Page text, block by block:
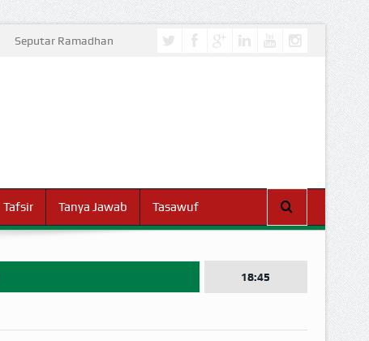
Seputar Ramadhan
Tafsir Tanya Jawab Tasawuf
18:45